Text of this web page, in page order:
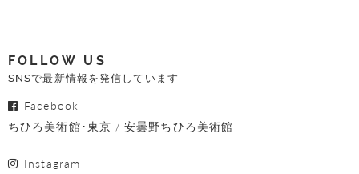
FOLLOW US
SNSで最新情報を発信しています
Facebook
ちひろ美術館･東京
安曇野ちひろ美術館
Instagram